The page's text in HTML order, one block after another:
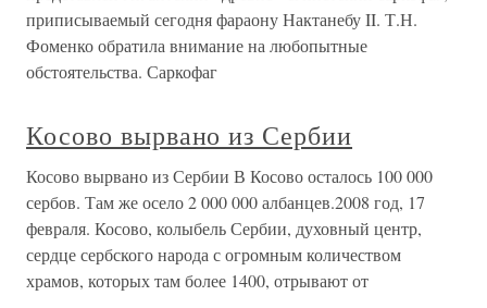
приписываемый сегодня фараону Нактанебу II. Т.Н.
Фоменко обратила внимание на любопытные
обстоятельства. Саркофаг
Косово вырвано из Сербии
Косово вырвано из Сербии В Косово осталось 100 000
сербов. Там же осело 2 000 000 албанцев.2008 год, 17
февраля. Косово, колыбель Сербии, духовный центр,
сердце сербского народа с огромным количеством
храмов, которых там более 1400, отрывают от